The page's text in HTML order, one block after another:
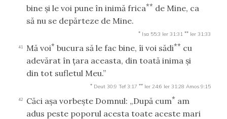
bine şi le voi pune în inimă frica** de Mine, ca
să nu se depărteze de Mine.
* Isa 55:3 Ier 31:31 ** Ier 31:33
41 Mă voi* bucura să le fac bine, îi voi sădi** cu
adevărat în ţara aceasta, din toată inima şi
din tot sufletul Meu.”
* Deut 30:9 Tef 3:17 ** Ier 24:6 Ier 31:28 Amos 9:15
42 Căci aşa vorbeşte Domnul: „După cum* am
adus peste poporul acesta toate aceste mari